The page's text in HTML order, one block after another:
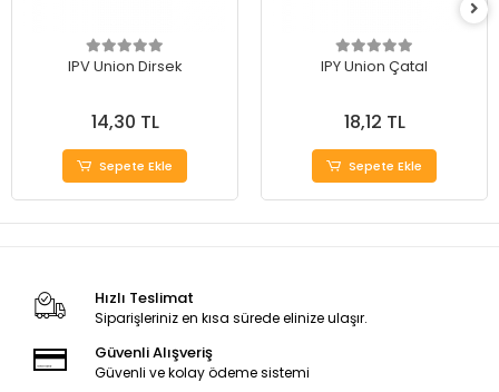
IPV Union Dirsek
14,30 TL
Sepete Ekle
IPY Union Çatal
18,12 TL
Sepete Ekle
Hızlı Teslimat
Siparişleriniz en kısa sürede elinize ulaşır.
Güvenli Alışveriş
Güvenli ve kolay ödeme sistemi